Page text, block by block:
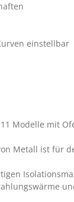
einstellbar
Modelle mit
Metall ist für